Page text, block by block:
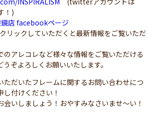
！)
店 facebookページ
リックしていただくと最新情報をご覧いただ
のアレコレなど様々な情報をご覧いただける
ぞよろしくお願いいたします。
だいたフレームに関するお問い合わせにつ
付けください！
会いしましょう！おやすみなさいませ～い！